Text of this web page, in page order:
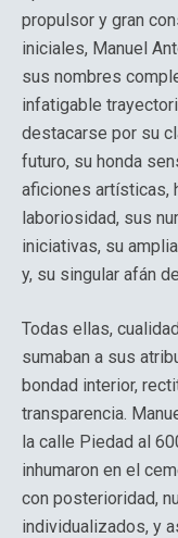
propulsor y gran
iniciales, Manuel
sus nombres
infatigable
destacarse por su
futuro, su honda
aficiones artísticas,
laboriosidad, sus
iniciativas, su
y, su singular afán
Todas ellas,
sumaban a sus
bondad interior,
transparencia.
la calle Piedad al
inhumaron en el
con posterioridad,
individualizados, y